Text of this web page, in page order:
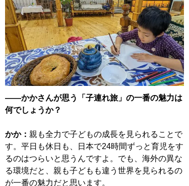
――かかさんが思う「子連れ旅」の一番の魅力は
何でしょうか？
かか： 親も全力で子どもの成長を見られることで
す。平日も休日も、日本で24時間ずっと育児をす
るのはつらいと思うんですよ。でも、海外の異な
る環境だと、親も子どもも違う世界を見られるの
が一番の魅力だと思います。